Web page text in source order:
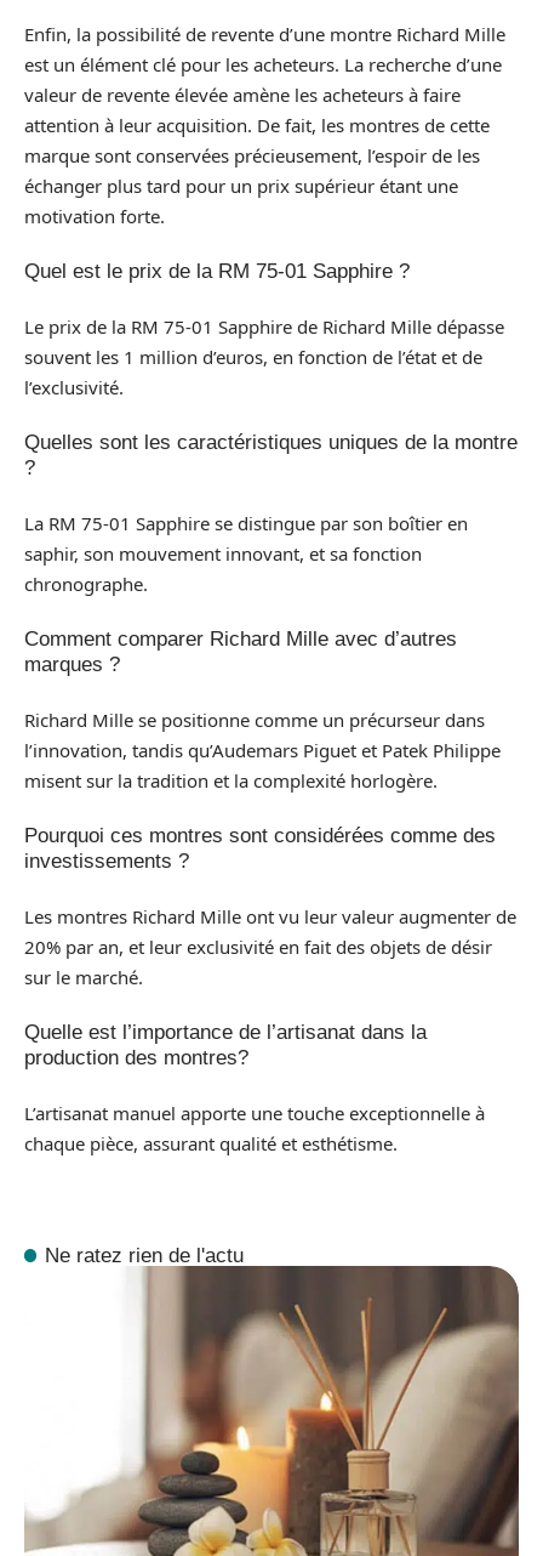
Enfin, la possibilité de revente d’une montre Richard Mille
est un élément clé pour les acheteurs. La recherche d’une
valeur de revente élevée amène les acheteurs à faire
attention à leur acquisition. De fait, les montres de cette
marque sont conservées précieusement, l’espoir de les
échanger plus tard pour un prix supérieur étant une
motivation forte.
Quel est le prix de la RM 75-01 Sapphire ?
Le prix de la RM 75-01 Sapphire de Richard Mille dépasse
souvent les 1 million d’euros, en fonction de l’état et de
l’exclusivité.
Quelles sont les caractéristiques uniques de la montre
?
La RM 75-01 Sapphire se distingue par son boîtier en
saphir, son mouvement innovant, et sa fonction
chronographe.
Comment comparer Richard Mille avec d’autres
marques ?
Richard Mille se positionne comme un précurseur dans
l’innovation, tandis qu’Audemars Piguet et Patek Philippe
misent sur la tradition et la complexité horlogère.
Pourquoi ces montres sont considérées comme des
investissements ?
Les montres Richard Mille ont vu leur valeur augmenter de
20% par an, et leur exclusivité en fait des objets de désir
sur le marché.
Quelle est l’importance de l’artisanat dans la
production des montres?
L’artisanat manuel apporte une touche exceptionnelle à
chaque pièce, assurant qualité et esthétisme.
Ne ratez rien de l'actu